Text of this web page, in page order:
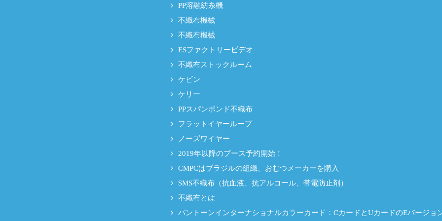
PP溶融紡糸機
不織布機械
不織布機械
ESファクトリービデオ
不織布ストックルーム
ケビン
ケリー
PPスパンボンド不織布
フラットイヤーループ
ノーズワイヤー
2019年以降のブース予約開始！
CMPCはブラジルの組織、おむつメーカーを購入
SMS不織布（抗血液、抗アルコール、帯電防止剤）
不織布とは
パントーンインターナショナルカラーカード：CカードとUカードのEバージョ